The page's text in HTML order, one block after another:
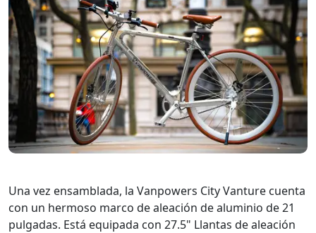
Una vez ensamblada, la Vanpowers City Vanture cuenta
con un hermoso marco de aleación de aluminio de 21
pulgadas. Está equipada con 27.5" Llantas de aleación